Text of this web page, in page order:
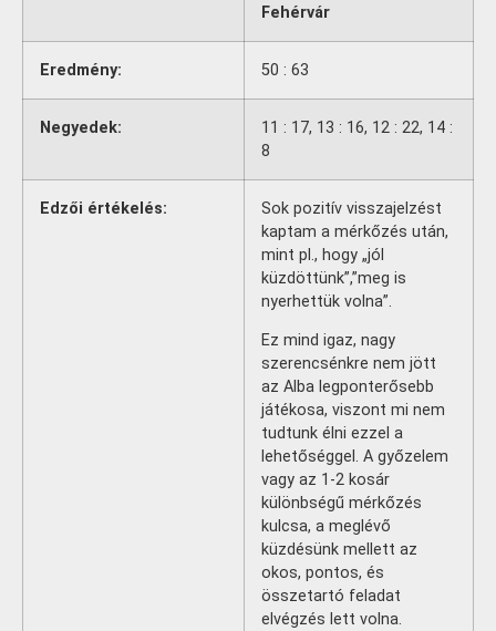
Fehérvár
Eredmény: 50 : 63
Negyedek:
11 : 17, 13 : 16, 12 : 22, 14 :
8
Edzői értékelés:
Sok pozitív visszajelzést
kaptam a mérkőzés után,
mint pl., hogy „jól
küzdöttünk”,”meg is
nyerhettük volna”.
Ez mind igaz, nagy
szerencsénkre nem jött
az Alba legponterősebb
játékosa, viszont mi nem
tudtunk élni ezzel a
lehetőséggel. A győzelem
vagy az 1-2 kosár
különbségű mérkőzés
kulcsa, a meglévő
küzdésünk mellett az
okos, pontos, és
összetartó feladat
elvégzés lett volna.